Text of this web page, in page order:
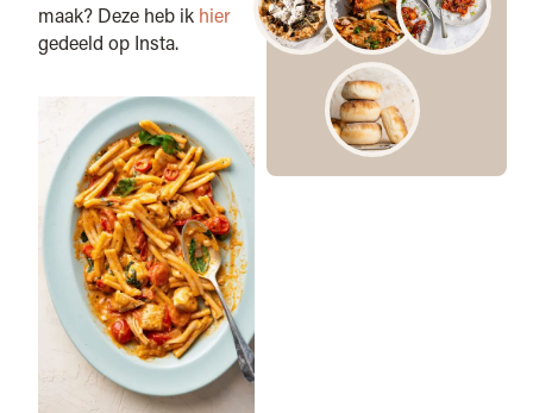
maak? Deze heb ik hier
gedeeld op Insta.